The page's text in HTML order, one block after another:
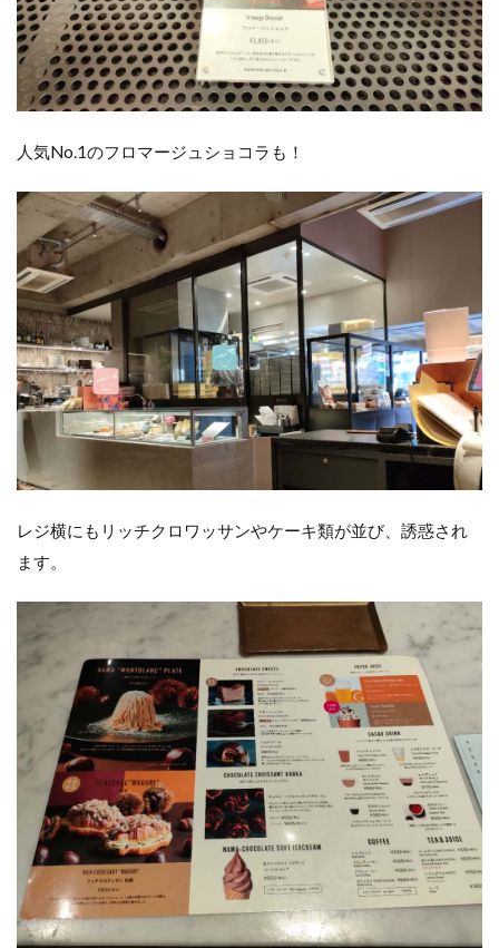
人気No.1のフロマージュショコラも！
レジ横にもリッチクロワッサンやケーキ類が並び、誘惑され
ます。